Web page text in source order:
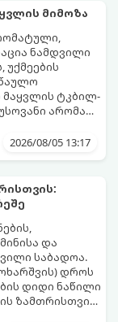
შეინარჩუნოს
24 საათი)
20–24 ცალი
მიმოზა
ნამდვილი
უქმეების
მაყვლის ტკბილ-
არომატი
2026/08/05 13:17
და
საბადოა.
დროს
დიდი ნაწილი
ზამთრისთვის